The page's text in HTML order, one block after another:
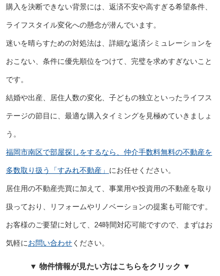
購入を決断できない背景には、返済不安や高すぎる希望条件、
ライフスタイル変化への懸念が潜んでいます。
迷いを晴らすための対処法は、詳細な返済シミュレーションを
おこない、条件に優先順位をつけて、完璧を求めすぎないこと
です。
結婚や出産、居住人数の変化、子どもの独立といったライフス
テージの節目に、最適な購入タイミングを見極めていきましょ
う。
福岡市南区で部屋探しをするなら、仲介手数料無料の不動産を
多数取り扱う「すみれ不動産」 にお任せください。
居住用の不動産売買に加えて、事業用や投資用の不動産を取り
扱っており、リフォームやリノベーションの提案も可能です。
お客様のご要望に対して、24時間対応可能ですので、まずはお
気軽にお問い合わせください。
▼ 物件情報が見たい方はこちらをクリック ▼